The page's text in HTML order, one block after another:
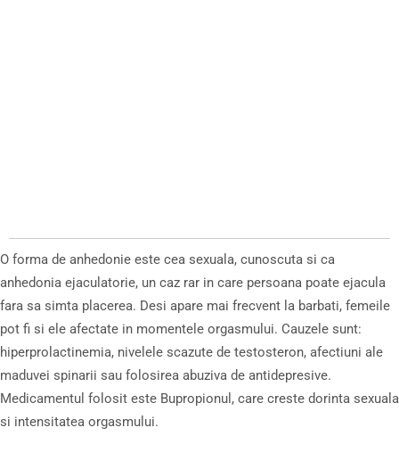
O forma de anhedonie este cea sexuala, cunoscuta si ca
anhedonia ejaculatorie, un caz rar in care persoana poate ejacula
fara sa simta placerea. Desi apare mai frecvent la barbati, femeile
pot fi si ele afectate in momentele orgasmului. Cauzele sunt:
hiperprolactinemia, nivelele scazute de testosteron, afectiuni ale
maduvei spinarii sau folosirea abuziva de antidepresive.
Medicamentul folosit este Bupropionul, care creste dorinta sexuala
si intensitatea orgasmului.